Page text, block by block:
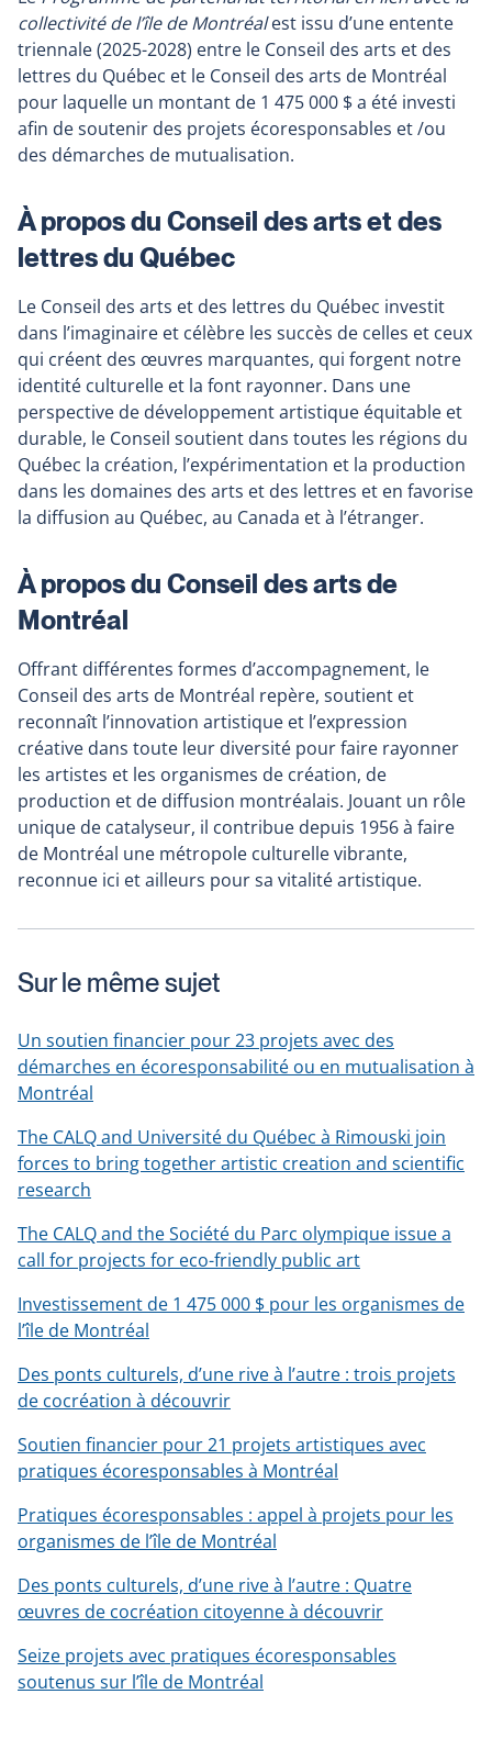
collectivité de l’île de Montréalest issu d’une entente
triennale (2025-2028) entre le Conseil des arts et des
lettres du Québec et le Conseil des arts de Montréal
pour laquelle un montant de 1 475 000 $ a été investi
afin de soutenir des projets écoresponsables et /ou
des démarches de mutualisation.
À propos du Conseil des arts et des
lettres du Québec
Le Conseil des arts et des lettres du Québec investit
dans l’imaginaire et célèbre les succès de celles et ceux
qui créent des œuvres marquantes, qui forgent notre
identité culturelle et la font rayonner. Dans une
perspective de développement artistique équitable et
durable, le Conseil soutient dans toutes les régions du
Québec la création, l’expérimentation et la production
dans les domaines des arts et des lettres et en favorise
la diffusion au Québec, au Canada et à l’étranger.
À propos du Conseil des arts de
Montréal
Offrant différentes formes d’accompagnement, le
Conseil des arts de Montréal repère, soutient et
reconnaît l’innovation artistique et l’expression
créative dans toute leur diversité pour faire rayonner
les artistes et les organismes de création, de
production et de diffusion montréalais. Jouant un rôle
unique de catalyseur, il contribue depuis 1956 à faire
de Montréal une métropole culturelle vibrante,
reconnue ici et ailleurs pour sa vitalité artistique.
Sur le même sujet
Un soutien financier pour 23 projets avec des
démarches en écoresponsabilité ou en mutualisation à
Montréal
The CALQ and Université du Québec à Rimouski join
forces to bring together artistic creation and scientific
research
The CALQ and the Société du Parc olympique issue a
call for projects for eco-friendly public art
Investissement de 1 475 000 $ pour les organismes de
l’île de Montréal
Des ponts culturels, d’une rive à l’autre : trois projets
de cocréation à découvrir
Soutien financier pour 21 projets artistiques avec
pratiques écoresponsables à Montréal
Pratiques écoresponsables : appel à projets pour les
organismes de l’île de Montréal
Des ponts culturels, d’une rive à l’autre : Quatre
œuvres de cocréation citoyenne à découvrir
Seize projets avec pratiques écoresponsables
soutenus sur l’île de Montréal